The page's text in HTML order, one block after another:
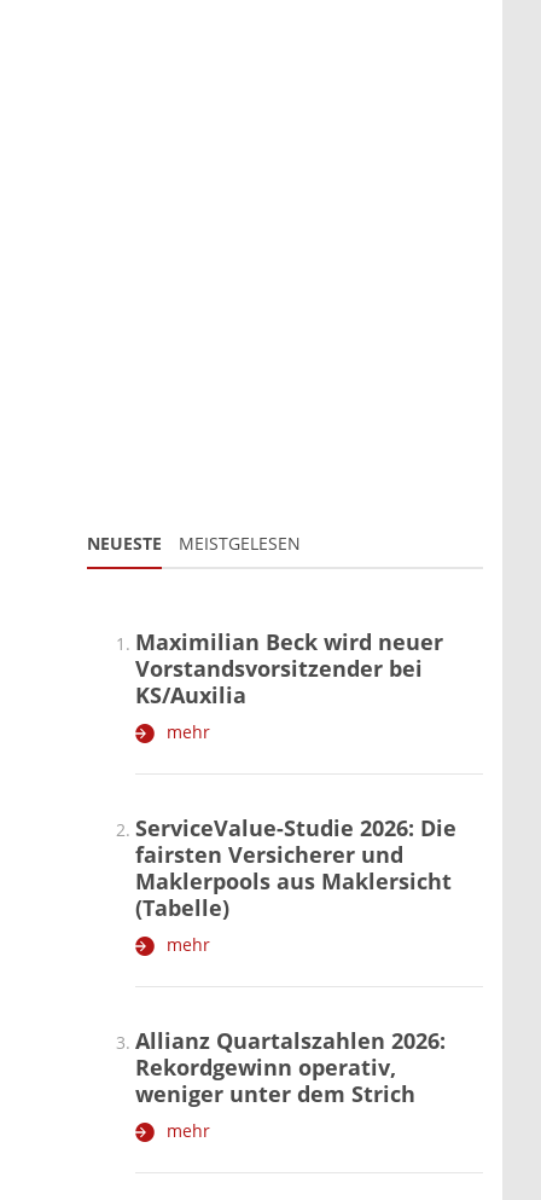
NEUESTE MEISTGELESEN
Maximilian Beck wird neuer
Vorstandsvorsitzender bei
KS/Auxilia
mehr
ServiceValue-Studie 2026: Die
fairsten Versicherer und
Maklerpools aus Maklersicht
(Tabelle)
mehr
Allianz Quartalszahlen 2026:
Rekordgewinn operativ,
weniger unter dem Strich
mehr